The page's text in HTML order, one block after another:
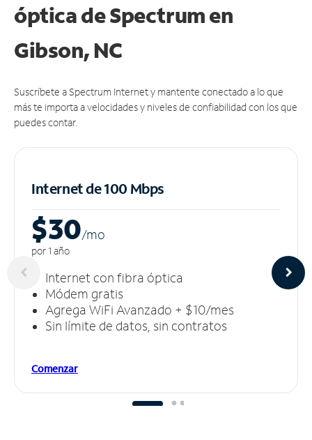
óptica de Spectrum en
Gibson, NC
Suscríbete a Spectrum Internet y mantente conectado a lo que
más te importa a velocidades y niveles de confiabilidad con los que
puedes contar.
Internet de 100 Mbps
$30/mo
por 1 año
Internet con fibra óptica
Módem gratis
Agrega WiFi Avanzado + $10/mes
Sin límite de datos, sin contratos
Comenzar